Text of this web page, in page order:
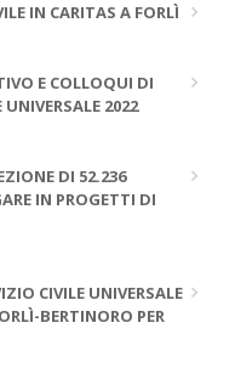
IN CARITAS A FORLÌ
E COLLOQUI DI
2022
DI 52.236
IN PROGETTI DI
CIVILE UNIVERSALE
BERTINORO PER